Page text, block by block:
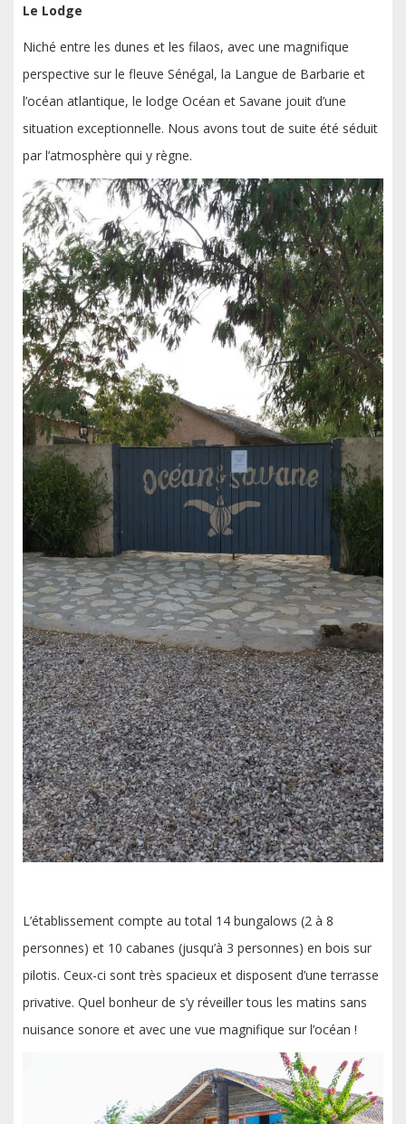
Le Lodge
Niché entre les dunes et les filaos, avec une magnifique
perspective sur le fleuve Sénégal, la Langue de Barbarie et
l’océan atlantique, le lodge Océan et Savane jouit d’une
situation exceptionnelle. Nous avons tout de suite été séduit
par l’atmosphère qui y règne.
L’établissement compte au total 14 bungalows (2 à 8
personnes) et 10 cabanes (jusqu’à 3 personnes) en bois sur
pilotis. Ceux-ci sont très spacieux et disposent d’une terrasse
privative. Quel bonheur de s’y réveiller tous les matins sans
nuisance sonore et avec une vue magnifique sur l’océan !